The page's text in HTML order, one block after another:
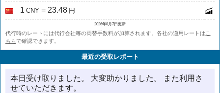
1 CNY = 23.48 円
2026年8月7日更新
代行時のレートには代行会社毎の両替手数料が加算されます。各社の適用レートはこ
ちらで確認できます。
最近の受取レポート
本日受け取りました。 大変助かりました。 また利用さ
せていただきます。